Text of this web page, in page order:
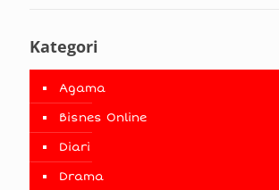
Kategori
Agama
Bisnes Online
Diari
Drama